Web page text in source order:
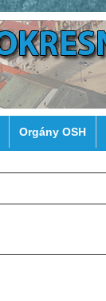
Orgány OSH